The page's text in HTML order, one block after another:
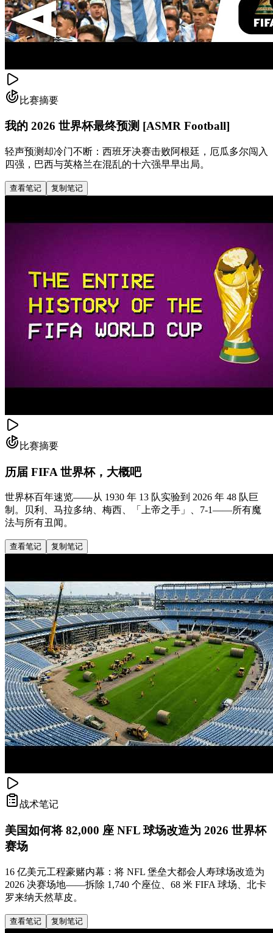
比赛摘要
我的 2026 世界杯最终预测 [ASMR Football]
轻声预测却冷门不断：西班牙决赛击败阿根廷，厄瓜多尔闯入
四强，巴西与英格兰在混乱的十六强早早出局。
查看笔记 复制笔记
比赛摘要
历届 FIFA 世界杯，大概吧
世界杯百年速览——从 1930 年 13 队实验到 2026 年 48 队巨
制。贝利、马拉多纳、梅西、「上帝之手」、7-1——所有魔
法与所有丑闻。
查看笔记 复制笔记
战术笔记
美国如何将 82,000 座 NFL 球场改造为 2026 世界杯
赛场
16 亿美元工程豪赌内幕：将 NFL 堡垒大都会人寿球场改造为
2026 决赛场地——拆除 1,740 个座位、68 米 FIFA 球场、北卡
罗来纳天然草皮。
查看笔记 复制笔记